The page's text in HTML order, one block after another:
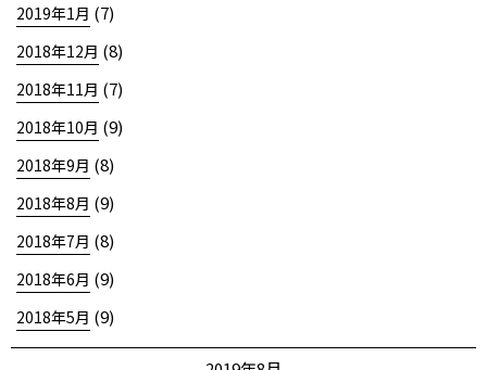
2019年1月 (7)
2018年12月 (8)
2018年11月 (7)
2018年10月 (9)
2018年9月 (8)
2018年8月 (9)
2018年7月 (8)
2018年6月 (9)
2018年5月 (9)